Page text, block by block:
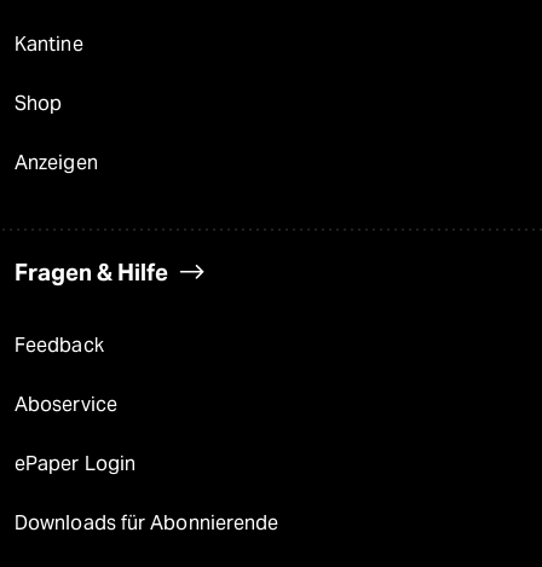
Kantine
Shop
Anzeigen
Fragen & Hilfe
Feedback
Aboservice
ePaper Login
Downloads für Abonnierende